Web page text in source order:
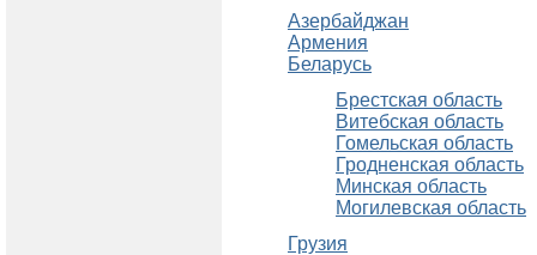
Азербайджан
Армения
Беларусь
Брестская область
Витебская область
Гомельская область
Гродненская область
Минская область
Могилевская область
Грузия